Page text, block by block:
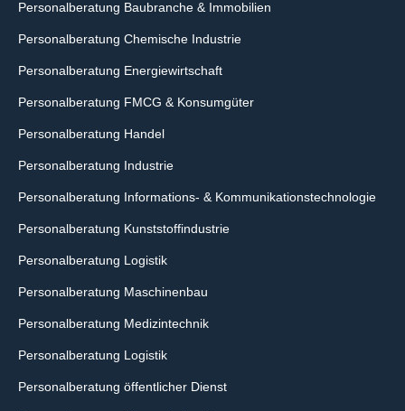
Personalberatung Baubranche & Immobilien
Personalberatung Chemische Industrie
Personalberatung Energiewirtschaft
Personalberatung FMCG & Konsumgüter
Personalberatung Handel
Personalberatung Industrie
Personalberatung Informations- & Kommunikationstechnologie
Personalberatung Kunststoffindustrie
Personalberatung Logistik
Personalberatung Maschinenbau
Personalberatung Medizintechnik
Personalberatung Logistik
Personalberatung öffentlicher Dienst